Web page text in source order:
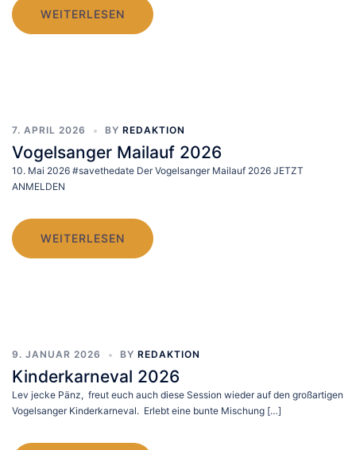
WEITERLESEN
7. APRIL 2026 BY REDAKTION
Vogelsanger Mailauf 2026
10. Mai 2026 #savethedate Der Vogelsanger Mailauf 2026 JETZT
ANMELDEN
WEITERLESEN
9. JANUAR 2026 BY REDAKTION
Kinderkarneval 2026
Lev jecke Pänz, freut euch auch diese Session wieder auf den großartigen
Vogelsanger Kinderkarneval. Erlebt eine bunte Mischung […]